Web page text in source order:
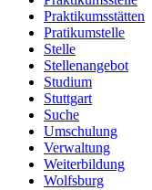
Praktikumsstätten
Pratikumstelle
Stelle
Stellenangebot
Studium
Stuttgart
Suche
Umschulung
Verwaltung
Weiterbildung
Wolfsburg